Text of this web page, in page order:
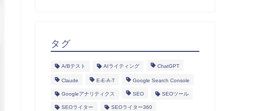
タグ
A/Bテスト AIライティング ChatGPT
Claude E-E-A-T Google Search Console
Googleアナリティクス SEO SEOツール
SEOライター SEOライター360